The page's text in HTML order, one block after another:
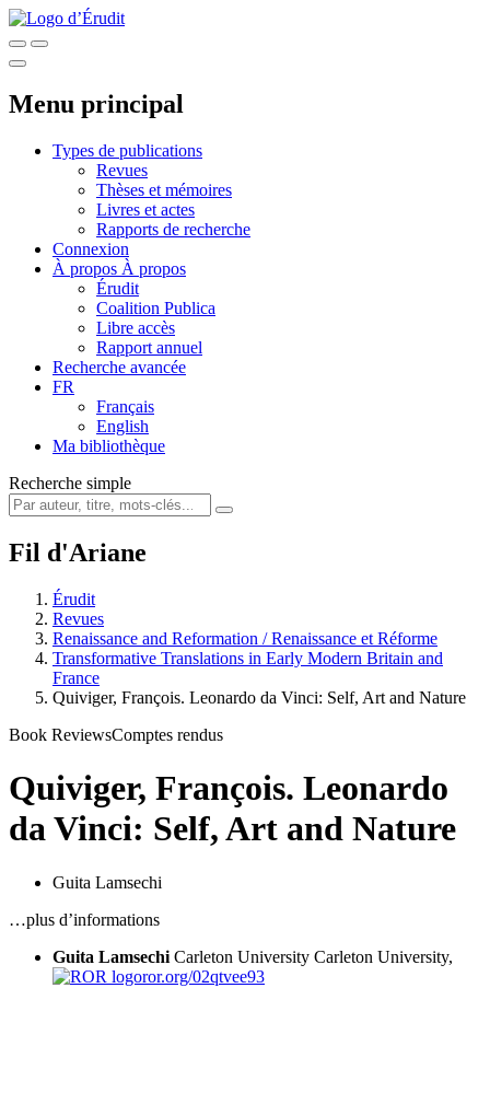
Menu principal
Types de publications
Revues
Thèses et mémoires
Livres et actes
Rapports de recherche
Connexion
À propos À propos
Érudit
Coalition Publica
Libre accès
Rapport annuel
Recherche avancée
FR
Français
English
Ma bibliothèque
Recherche simple
Fil d'Ariane
Érudit
Revues
Renaissance and Reformation / Renaissance et Réforme
Transformative Translations in Early Modern Britain and
France
Quiviger, François. Leonardo da Vinci: Self, Art and Nature
Book ReviewsComptes rendus
Quiviger, François. Leonardo
da Vinci: Self, Art and Nature
Guita Lamsechi
…plus d’informations
Guita Lamsechi Carleton University Carleton University,
ror.org/02qtvee93